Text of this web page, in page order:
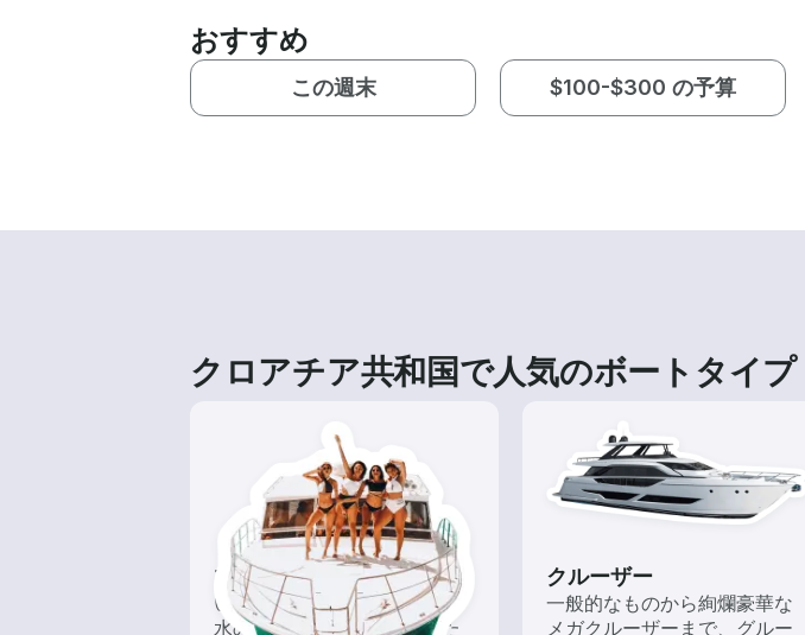
おすすめ
この週末 $100-$300 の予算
クロアチア共和国で人気のボートタイプ
ツアー
いろんな再発見があるかも!?
水の上から眺める一味違った
クルーザー
一般的なものから絢爛豪華な
メガクルーザーまで、グルー